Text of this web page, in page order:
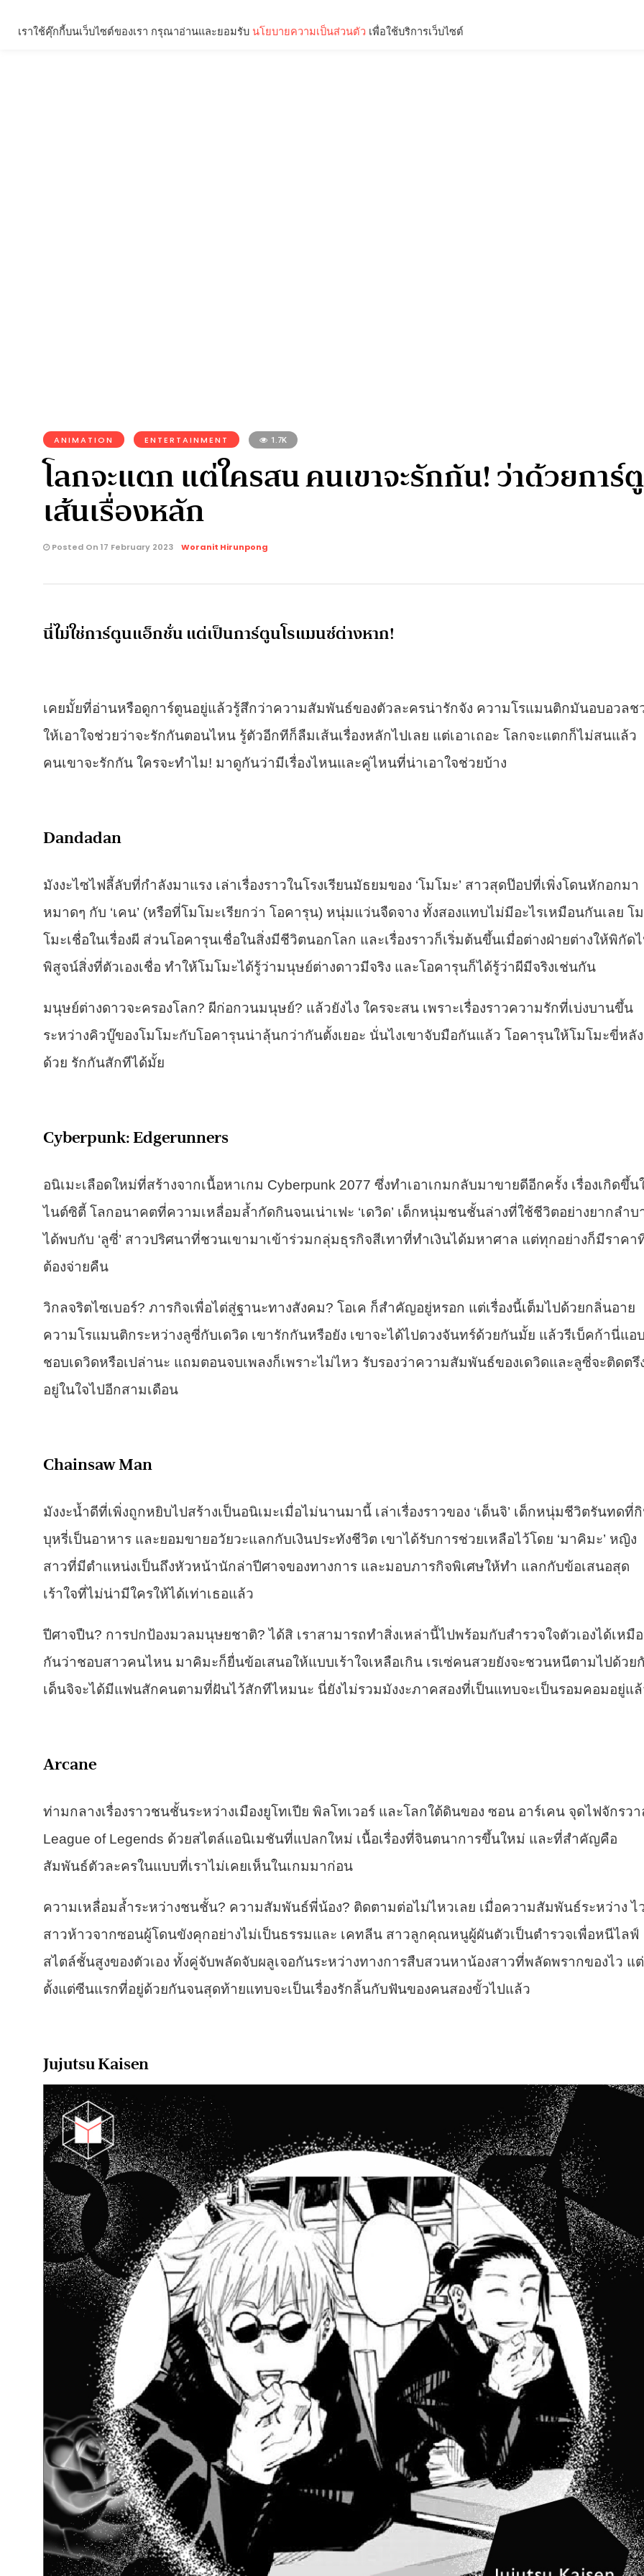
ANIMATION ENTERTAINMENT 1.7K
โลกจะแตก แต่ใครสน คนเขาจะรักกัน! ว่าด้วยกา
เส้นเรื่องหลัก
Posted On 17 February 2023 Woranit Hirunpong
นี่ไม่ใช่การ์ตูนแอ็กชั่น แต่เป็นการ์ตูนโรแมนซ์ต่างหาก!
เคยมั้ยที่อ่านหรือดูการ์ตูนอยู่แล้วรู้สึกว่าความสัมพันธ์ของตัวละครน่ารักจัง ความโรแมนติกมันอบอวลช
ให้เอาใจช่วยว่าจะรักกันตอนไหน รู้ตัวอีกทีก็ลืมเส้นเรื่องหลักไปเลย แต่เอาเถอะ โลกจะแตกก็ไม่สนแล้ว
คนเขาจะรักกัน ใครจะทำไม! มาดูกันว่ามีเรื่องไหนและคู่ไหนที่น่าเอาใจช่วยบ้าง
Dandadan
มังงะไซไฟลี้ลับที่กำลังมาแรง เล่าเรื่องราวในโรงเรียนมัธยมของ ‘โมโมะ’ สาวสุดป๊อปที่เพิ่งโดนหักอกมา
หมาดๆ กับ ‘เคน’ (หรือที่โมโมะเรียกว่า โอคารุน) หนุ่มแว่นจืดจาง ทั้งสองแทบไม่มีอะไรเหมือนกันเลย โม
โมะเชื่อในเรื่องผี ส่วนโอคารุนเชื่อในสิ่งมีชีวิตนอกโลก และเรื่องราวก็เริ่มต้นขึ้นเมื่อต่างฝ่ายต่างให้พิกัด
พิสูจน์สิ่งที่ตัวเองเชื่อ ทำให้โมโมะได้รู้ว่ามนุษย์ต่างดาวมีจริง และโอคารุนก็ได้รู้ว่าผีมีจริงเช่นกัน
มนุษย์ต่างดาวจะครองโลก? ผีก่อกวนมนุษย์? แล้วยังไง ใครจะสน เพราะเรื่องราวความรักที่เบ่งบานขึ้น
ระหว่างคิวบู๊ของโมโมะกับโอคารุนน่าลุ้นกว่ากันตั้งเยอะ นั่นไงเขาจับมือกันแล้ว โอคารุนให้โมโมะขี่หลัง
ด้วย รักกันสักทีได้มั้ย
Cyberpunk: Edgerunners
อนิเมะเลือดใหม่ที่สร้างจากเนื้อหาเกม Cyberpunk 2077 ซึ่งทำเอาเกมกลับมาขายดีอีกครั้ง เรื่องเกิดขึ้น
ไนต์ซิตี้ โลกอนาคตที่ความเหลื่อมล้ำกัดกินจนเน่าเฟะ ‘เดวิด’ เด็กหนุ่มชนชั้นล่างที่ใช้ชีวิตอย่างยากลำบ
ได้พบกับ ‘ลูซี่’ สาวปริศนาที่ชวนเขามาเข้าร่วมกลุ่มธุรกิจสีเทาที่ทำเงินได้มหาศาล แต่ทุกอย่างก็มีราคา
ต้องจ่ายคืน
วิกลจริตไซเบอร์? ภารกิจเพื่อไต่สู่ฐานะทางสังคม? โอเค ก็สำคัญอยู่หรอก แต่เรื่องนี้เต็มไปด้วยกลิ่นอาย
ความโรแมนติกระหว่างลูซี่กับเดวิด เขารักกันหรือยัง เขาจะได้ไปดวงจันทร์ด้วยกันมั้ย แล้วรีเบ็คก้านี่แอบ
ชอบเดวิดหรือเปล่านะ แถมตอนจบเพลงก็เพราะไม่ไหว รับรองว่าความสัมพันธ์ของเดวิดและลูซี่จะติดตรึ
อยู่ในใจไปอีกสามเดือน
Chainsaw Man
มังงะน้ำดีที่เพิ่งถูกหยิบไปสร้างเป็นอนิเมะเมื่อไม่นานมานี้ เล่าเรื่องราวของ ‘เด็นจิ’ เด็กหนุ่มชีวิตรันทดที่
บุหรี่เป็นอาหาร และยอมขายอวัยวะแลกกับเงินประทังชีวิต เขาได้รับการช่วยเหลือไว้โดย ‘มาคิมะ’ หญิง
สาวที่มีตำแหน่งเป็นถึงหัวหน้านักล่าปีศาจของทางการ และมอบภารกิจพิเศษให้ทำ แลกกับข้อเสนอสุด
เร้าใจที่ไม่น่ามีใครให้ได้เท่าเธอแล้ว
ปีศาจปืน? การปกป้องมวลมนุษยชาติ? ได้สิ เราสามารถทำสิ่งเหล่านี้ไปพร้อมกับสำรวจใจตัวเองได้เหมื
กันว่าชอบสาวคนไหน มาคิมะก็ยื่นข้อเสนอให้แบบเร้าใจเหลือเกิน เรเซ่คนสวยยังจะชวนหนีตามไปด้วย
เด็นจิจะได้มีแฟนสักคนตามที่ฝันไว้สักทีไหมนะ นี่ยังไม่รวมมังงะภาคสองที่เป็นแทบจะเป็นรอมคอมอยู่แ
Arcane
ท่ามกลางเรื่องราวชนชั้นระหว่างเมืองยูโทเปีย พิลโทเวอร์ และโลกใต้ดินของ ซอน อาร์เคน จุดไฟจักรวา
League of Legends ด้วยสไตล์แอนิเมชันที่แปลกใหม่ เนื้อเรื่องที่จินตนาการขึ้นใหม่ และที่สำคัญคือ
สัมพันธ์ตัวละครในแบบที่เราไม่เคยเห็นในเกมมาก่อน
ความเหลื่อมล้ำระหว่างชนชั้น? ความสัมพันธ์พี่น้อง? ติดตามต่อไม่ไหวเลย เมื่อความสัมพันธ์ระหว่าง ไ
สาวห้าวจากซอนผู้โดนขังคุกอย่างไม่เป็นธรรมและ เคทลีน สาวลูกคุณหนูผู้ผันตัวเป็นตำรวจเพื่อหนีไลฟ์
สไตล์ชั้นสูงของตัวเอง ทั้งคู่จับพลัดจับผลูเจอกันระหว่างทางการสืบสวนหาน้องสาวที่พลัดพรากของไว แต่
ตั้งแต่ซีนแรกที่อยู่ด้วยกันจนสุดท้ายแทบจะเป็นเรื่องรักลิ้นกับฟันของคนสองขั้วไปแล้ว
Jujutsu Kaisen
เราใช้คุ๊กกี้บนเว็บไซต์ของเรา กรุณาอ่านและยอมรับ นโยบายความเป็นส่วนตัว เพื่อใช้บริการเว็บไซต์